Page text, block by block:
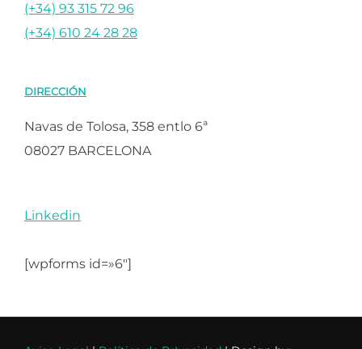
(+34) 93 315 72 96
(+34) 610 24 28 28
DIRECCIÓN
Navas de Tolosa, 358 entlo 6ª
08027 BARCELONA
Linkedin
[wpforms id=»6″]